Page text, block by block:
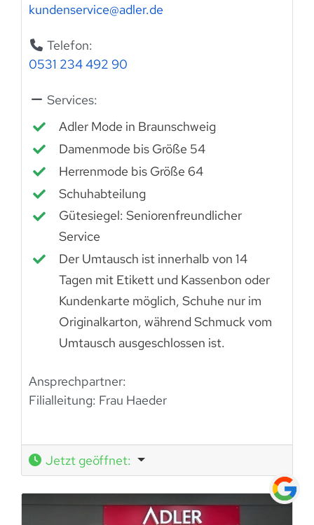
kundenservice@adler.de
Telefon:
0531 234 492 90
Services:
Adler Mode in Braunschweig
Damenmode bis Größe 54
Herrenmode bis Größe 64
Schuhabteilung
Gütesiegel: Seniorenfreundlicher
Service
Der Umtausch ist innerhalb von 14
Tagen mit Etikett und Kassenbon oder
Kundenkarte möglich, Schuhe nur im
Originalkarton, während Schmuck vom
Umtausch ausgeschlossen ist.
Ansprechpartner:
Filialleitung: Frau Haeder
Jetzt geöffnet: